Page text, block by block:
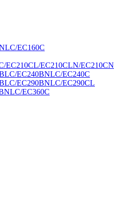
EC160C
EC210CL/EC210CLN/EC210CN
EC240BNLC/EC240C
EC290BNLC/EC290CL
EC360C